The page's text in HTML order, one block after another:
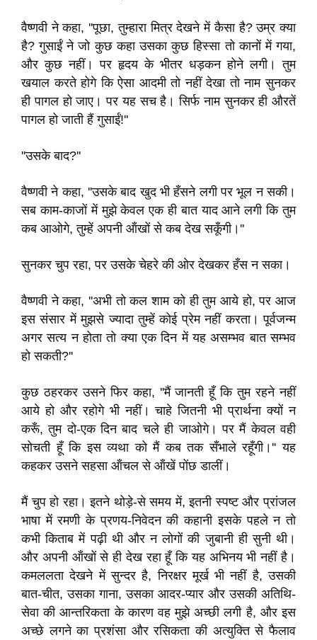
वैष्णवी ने कहा, ''पूछा, तुम्हारा मित्र देखने में कैसा है? उम्र क्या
है? गुसाईं ने जो कुछ कहा उसका कुछ हिस्सा तो कानों में गया,
और कुछ नहीं। पर हृदय के भीतर धड़कन होने लगी। तुम
खयाल करते होगे कि ऐसा आदमी तो नहीं देखा तो नाम सुनकर
ही पागल हो जाए। पर यह सच है। सिर्फ नाम सुनकर ही औरतें
पागल हो जाती हैं गुसाईं!''
''उसके बाद?''
वैष्णवी ने कहा, ''उसके बाद खुद भी हँसने लगी पर भूल न सकी।
सब काम-काजों में मुझे केवल एक ही बात याद आने लगी कि तुम
कब आओगे, तुम्हें अपनी ऑंखों से कब देख सकूँगी।''
सुनकर चुप रहा, पर उसके चेहरे की ओर देखकर हँस न सका।
वैष्णवी ने कहा, ''अभी तो कल शाम को ही तुम आये हो, पर आज
इस संसार में मुझसे ज्यादा तुम्हें कोई प्रेम नहीं करता। पूर्वजन्म
अगर सत्य न होता तो क्या एक दिन में यह असम्भव बात सम्भव
हो सकती?''
कुछ ठहरकर उसने फिर कहा, ''मैं जानती हूँ कि तुम रहने नहीं
आये हो और रहोगे भी नहीं। चाहे जितनी भी प्रार्थना क्यों न
करूँ, तुम दो-एक दिन बाद चले ही जाओगे। पर मैं केवल वही
सोचती हूँ कि इस व्यथा को मैं कब तक सँभाले रहूँगी।'' यह
कहकर उसने सहसा ऑंचल से ऑंखें पोंछ डालीं।
मैं चुप हो रहा। इतने थोड़े-से समय में, इतनी स्पष्ट और प्रांजल
भाषा में रमणी के प्रणय-निवेदन की कहानी इसके पहले न तो
कभी किताब में पढ़ी थी और न लोगों की जुबानी ही सुनी थी।
और अपनी ऑंखों से ही देख रहा हूँ कि यह अभिनय भी नहीं है।
कमललता देखने में सुन्दर है, निरक्षर मूर्ख भी नहीं है, उसकी
बात-चीत, उसका गाना, उसका आदर-प्यार और उसकी अतिथि-
सेवा की आन्तरिकता के कारण वह मुझे अच्छी लगी है, और इस
अच्छे लगने का प्रशंसा और रसिकता की अत्युक्ति से फैलाव